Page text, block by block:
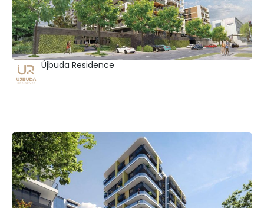
Újbuda Residence